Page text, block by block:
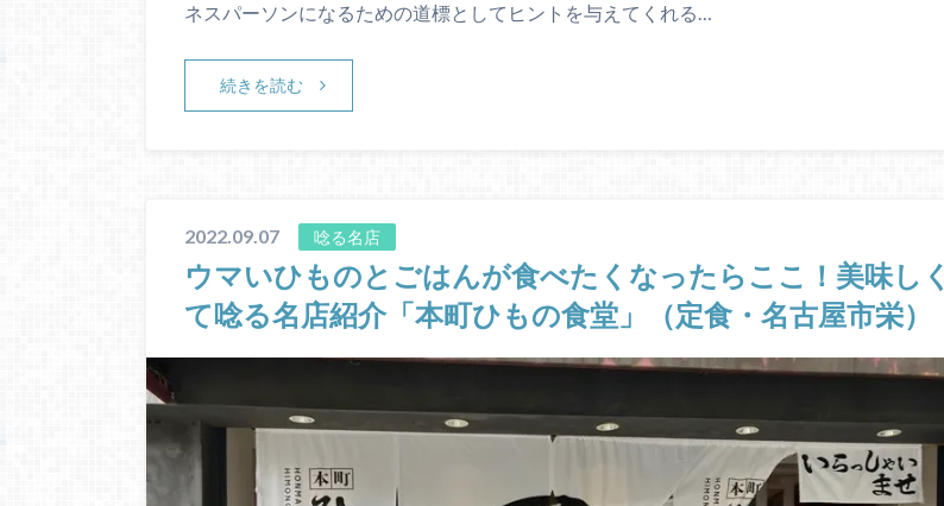
ネスパーソンになるための道標としてヒントを与えてくれる…
続きを読む
2022.09.07 唸る名店
ウマいひものとごはんが食べたくなったらここ！美味しく
て唸る名店紹介「本町ひもの食堂」（定食・名古屋市栄）